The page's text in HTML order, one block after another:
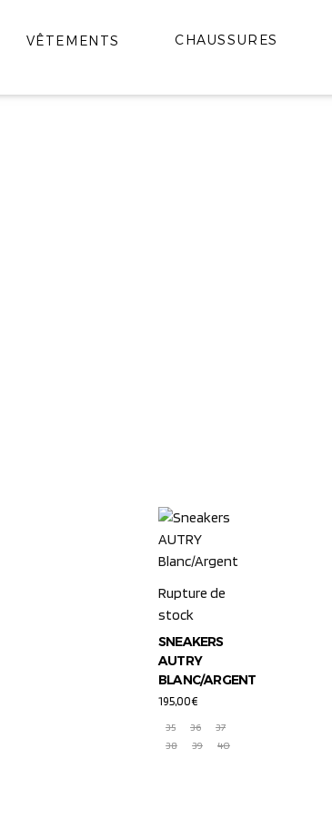
VÊTEMENTS CHAUSSURES
Rupture de
stock
SNEAKERS
AUTRY
BLANC/ARGENT
195,00€
35
36
37
38
39 40